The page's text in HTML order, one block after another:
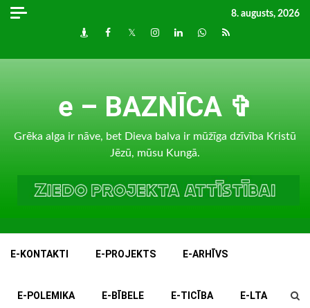
Skip
8. augusts, 2026
DraugiemFacebook
TwitterInstagram
LinkedInwhatsapp
RSS
e – BAZNĪCA ✞
Grēka alga ir nāve, bet Dieva balva ir mūžīga dzīvība Kristū
Jēzū, mūsu Kungā.
E-KONTAKTI E-PROJEKTS E-ARHĪVS
E-POLEMIKA E-BĪBELE E-TICĪBA E-LTA